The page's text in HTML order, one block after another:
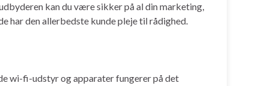
kan du være sikker på al din marketing,
har den allerbedste kunde pleje til rådighed.
wi-fi-udstyr og apparater fungerer på det